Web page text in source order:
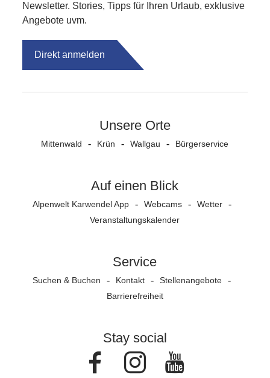
Newsletter. Stories, Tipps für Ihren Urlaub, exklusive
Angebote uvm.
Direkt anmelden
Unsere Orte
Mittenwald Krün Wallgau Bürgerservice
Auf einen Blick
Alpenwelt Karwendel App Webcams
Wetter
Veranstaltungs­kalender
Service
Suchen & Buchen Kontakt
Stellenangebote
Barrierefreiheit
Stay social
FacebookInstagram